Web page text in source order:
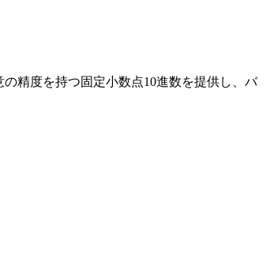
精度を持つ固定小数点10進数を提供し、バ